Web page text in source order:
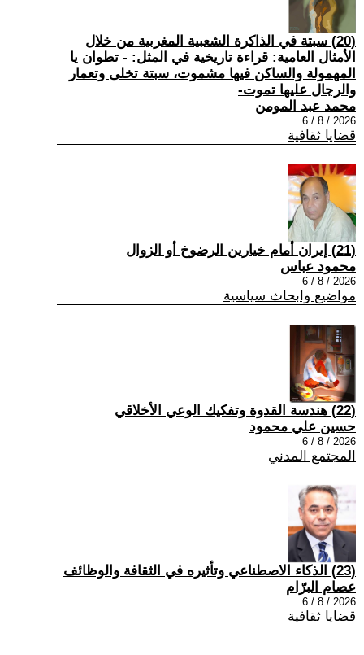
(20) سبتة في الذاكرة الشعبية المغربية من خلال
الأمثال العامية: قراءة تاريخية في المثل: - تطوان يا
المهمولة والساكن فيها مشموت، سبتة تخلى وتعمار
والرجال عليها تموت-
محمد عبد المومن
2026 / 8 / 6
قضايا ثقافية
(21) إيران أمام خيارين الرضوخ أو الزوال
محمود عباس
2026 / 8 / 6
مواضيع وابحاث سياسية
(22) هندسة القدوة وتفكيك الوعي الأخلاقي
حسين علي محمود
2026 / 8 / 6
المجتمع المدني
(23) الذكاء الاصطناعي وتأثيره في الثقافة والوظائف
عصام البرّام
2026 / 8 / 6
قضايا ثقافية